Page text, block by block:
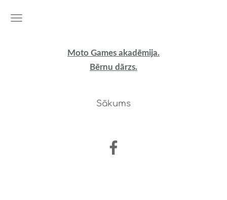
Moto Games akadēmija.
Bērnu dārzs.
Sākums